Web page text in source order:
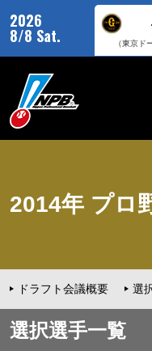
2026
8/8 Sat. （東京ド
2014年 プロ
ドラフト会議概要 選
選択選手一覧